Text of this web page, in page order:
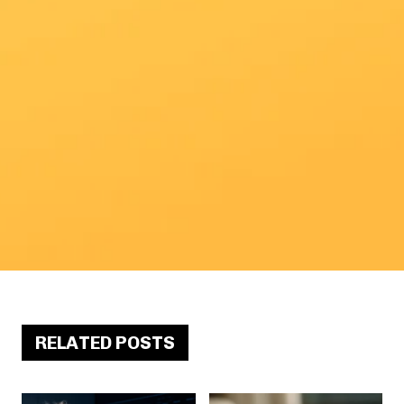
RELATED POSTS